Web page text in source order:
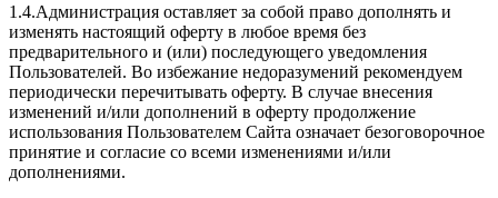
1.4.Администрация оставляет за собой право дополнять и
изменять настоящий оферту в любое время без
предварительного и (или) последующего уведомления
Пользователей. Во избежание недоразумений рекомендуем
периодически перечитывать оферту. В случае внесения
изменений и/или дополнений в оферту продолжение
использования Пользователем Сайта означает безоговорочное
принятие и согласие со всеми изменениями и/или
дополнениями.